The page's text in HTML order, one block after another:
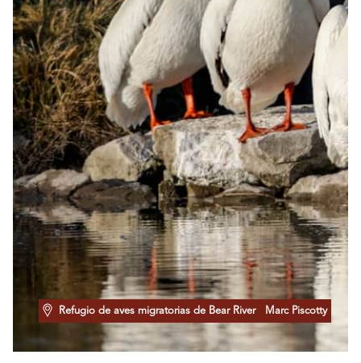
Refugio de aves migratorias de Bear River Marc Piscotty